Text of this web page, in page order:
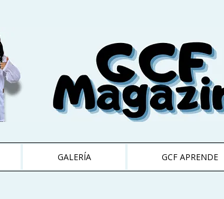
GALERÍA GCF APRENDE